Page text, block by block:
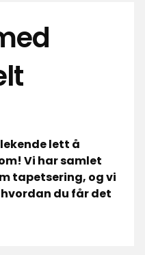
lett å
Vi har samlet
tapetsering, og vi
du får det